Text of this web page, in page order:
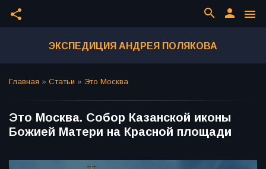
share menu
person
search
ЭКСПЕДИЦИЯ АНДРЕЯ ПОЛЯКОВА
Главная » Статьи » Это Москва
Это Москва. Собор Казанской иконы
Божией Матери на Красной площади